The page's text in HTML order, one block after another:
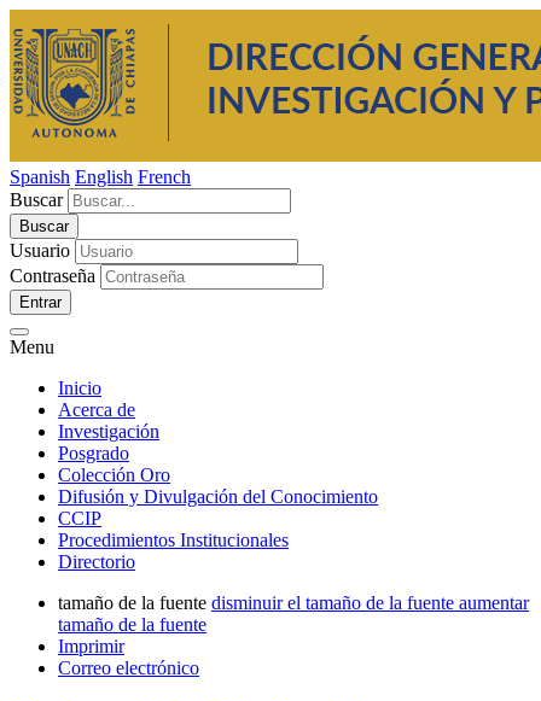
Spanish English French
Buscar
Usuario
Contraseña
Entrar
Menu
Inicio
Acerca de
Investigación
Posgrado
Colección Oro
Difusión y Divulgación del Conocimiento
CCIP
Procedimientos Institucionales
Directorio
tamaño de la fuente disminuir el tamaño de la fuente aumentar
tamaño de la fuente
Imprimir
Correo electrónico